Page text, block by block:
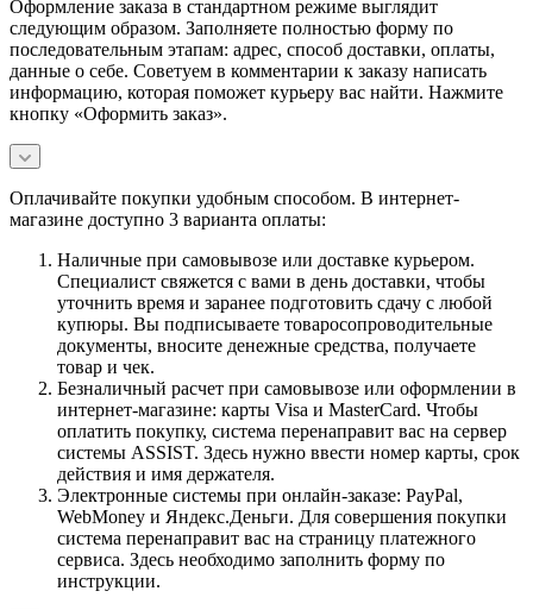
Оформление заказа в стандартном режиме выглядит
следующим образом. Заполняете полностью форму по
последовательным этапам: адрес, способ доставки, оплаты,
данные о себе. Советуем в комментарии к заказу написать
информацию, которая поможет курьеру вас найти. Нажмите
кнопку «Оформить заказ».
Оплачивайте покупки удобным способом. В интернет-
магазине доступно 3 варианта оплаты:
Наличные при самовывозе или доставке курьером.
Специалист свяжется с вами в день доставки, чтобы
уточнить время и заранее подготовить сдачу с любой
купюры. Вы подписываете товаросопроводительные
документы, вносите денежные средства, получаете
товар и чек.
Безналичный расчет при самовывозе или оформлении в
интернет-магазине: карты Visa и MasterCard. Чтобы
оплатить покупку, система перенаправит вас на сервер
системы ASSIST. Здесь нужно ввести номер карты, срок
действия и имя держателя.
Электронные системы при онлайн-заказе: PayPal,
WebMoney и Яндекс.Деньги. Для совершения покупки
система перенаправит вас на страницу платежного
сервиса. Здесь необходимо заполнить форму по
инструкции.